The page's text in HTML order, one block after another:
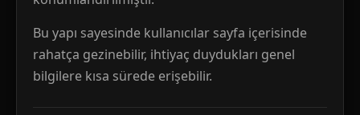
Bu yapı sayesinde kullanıcılar sayfa içerisinde
rahatça gezinebilir, ihtiyaç duydukları genel
bilgilere kısa sürede erişebilir.